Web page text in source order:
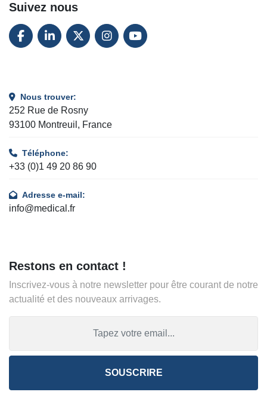
Suivez nous
FACEBOOK
LINKEDINTWITTERINSTAGRAM
YOUTUBE
Nous trouver:
252 Rue de Rosny
93100 Montreuil, France
Téléphone:
+33 (0)1 49 20 86 90
Adresse e-mail:
info@medical.fr
Restons en contact !
Inscrivez-vous à notre newsletter pour être courant de notre
actualité et des nouveaux arrivages.
SOUSCRIRE